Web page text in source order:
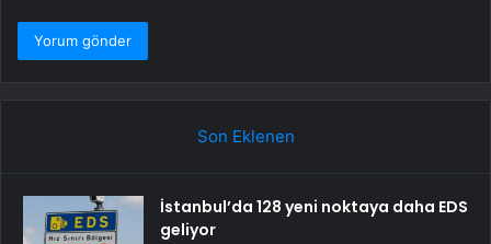
Son Eklenen
İstanbul’da 128 yeni noktaya daha EDS
geliyor